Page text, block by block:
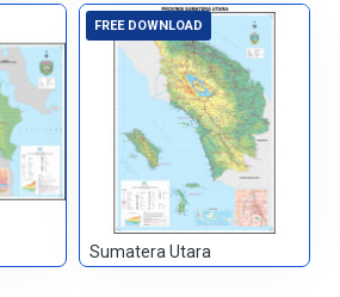
FREE DOWNLOAD
Sumatera Utara